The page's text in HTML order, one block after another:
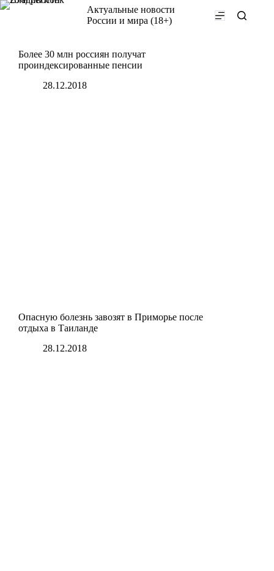
Перейти
Актуальные новости
России и мира (18+)
Более 30 млн россиян получат
проиндексированные пенсии
28.12.2018
Опасную болезнь завозят в Приморье после
отдыха в Таиланде
28.12.2018